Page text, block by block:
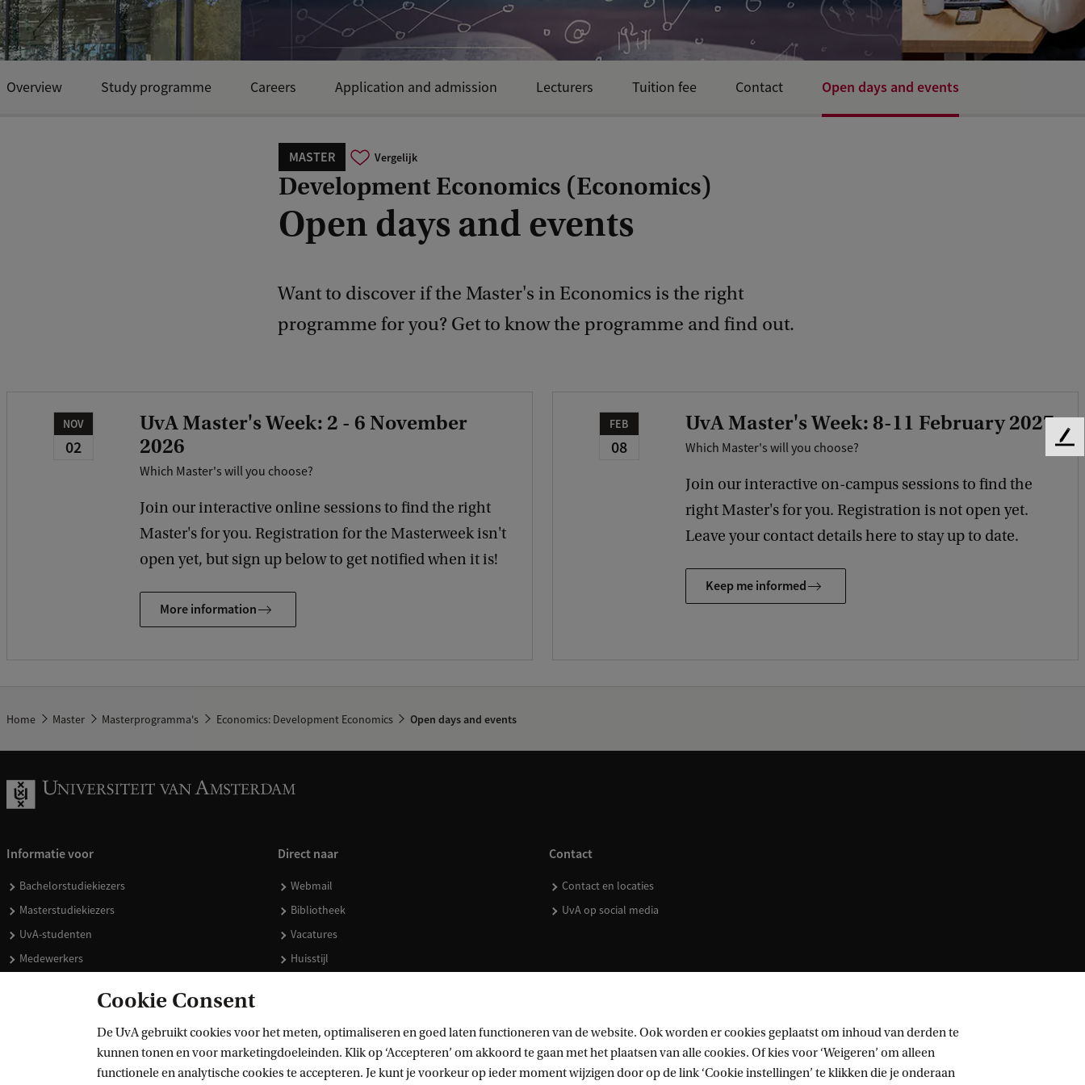
MASTER Vergelijk
Development Economics (Economics)
Open days and events
Want to discover if the Master's in Economics is the right
programme for you? Get to know the programme and find out.
Overview Study programme Careers Application and admission Lecturers Tuition fee Contact Open days and events
NOV
02
UvA Master's Week: 2 - 6 November
2026
Which Master's will you choose?
Join our interactive online sessions to find the right
Master's for you. Registration for the Masterweek isn't
open yet, but sign up below to get notified when it is!
More information
FEB
08
UvA Master's Week: 8-11 February 2027
Which Master's will you choose?
Join our interactive on-campus sessions to find the
right Master's for you. Registration is not open yet.
Leave your contact details here to stay up to date.
Keep me informed
Home Master Masterprogramma's Economics: Development Economics Open days and events
Informatie voor
Bachelorstudiekiezers
Masterstudiekiezers
UvA-studenten
Medewerkers
Schooldecanen en vakdocenten
Direct naar
Webmail
Bibliotheek
Vacatures
Huisstijl
Contact
Contact en locaties
UvA op social media
Cookie Consent
De UvA gebruikt cookies voor het meten, optimaliseren en goed laten functioneren van de website. Ook worden er cookies geplaatst om inhoud van derden te
kunnen tonen en voor marketingdoeleinden. Klik op ‘Accepteren’ om akkoord te gaan met het plaatsen van alle cookies. Of kies voor ‘Weigeren’ om alleen
functionele en analytische cookies te accepteren. Je kunt je voorkeur op ieder moment wijzigen door op de link ‘Cookie instellingen’ te klikken die je onderaan
F